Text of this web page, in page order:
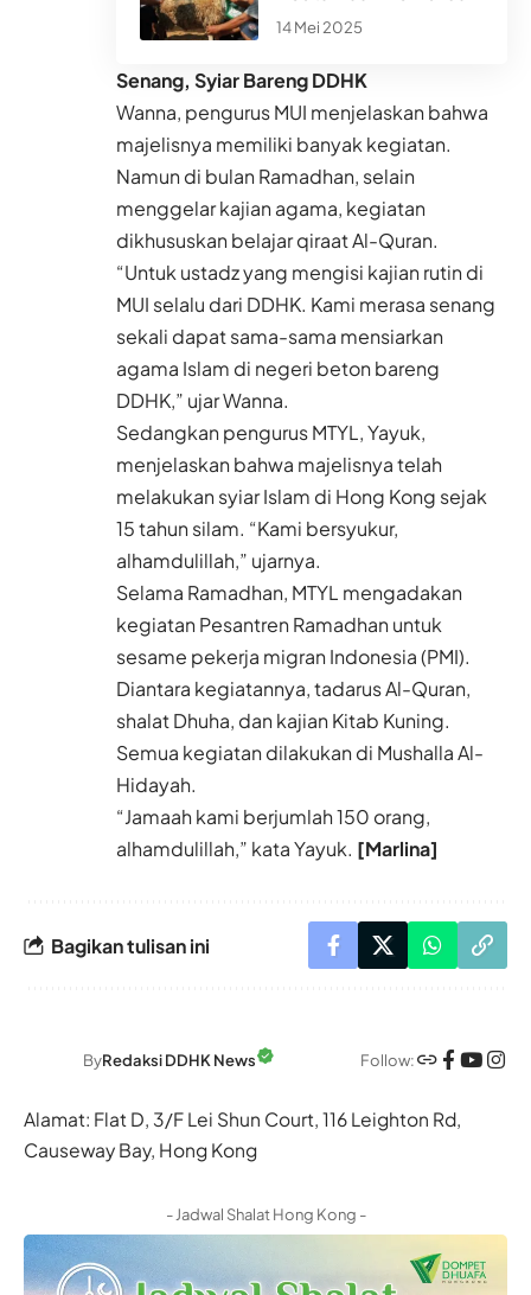
14 Mei 2025
Senang, Syiar Bareng DDHK
Wanna, pengurus MUI menjelaskan bahwa
majelisnya memiliki banyak kegiatan.
Namun di bulan Ramadhan, selain
menggelar kajian agama, kegiatan
dikhususkan belajar qiraat Al-Quran.
“Untuk ustadz yang mengisi kajian rutin di
MUI selalu dari DDHK. Kami merasa senang
sekali dapat sama-sama mensiarkan
agama Islam di negeri beton bareng
DDHK,” ujar Wanna.
Sedangkan pengurus MTYL, Yayuk,
menjelaskan bahwa majelisnya telah
melakukan syiar Islam di Hong Kong sejak
15 tahun silam. “Kami bersyukur,
alhamdulillah,” ujarnya.
Selama Ramadhan, MTYL mengadakan
kegiatan Pesantren Ramadhan untuk
sesame pekerja migran Indonesia (PMI).
Diantara kegiatannya, tadarus Al-Quran,
shalat Dhuha, dan kajian Kitab Kuning.
Semua kegiatan dilakukan di Mushalla Al-
Hidayah.
“Jamaah kami berjumlah 150 orang,
alhamdulillah,” kata Yayuk. [Marlina]
Bagikan tulisan ini
ByRedaksi DDHK News Follow:
Alamat: Flat D, 3/F Lei Shun Court, 116 Leighton Rd,
Causeway Bay, Hong Kong
- Jadwal Shalat Hong Kong -